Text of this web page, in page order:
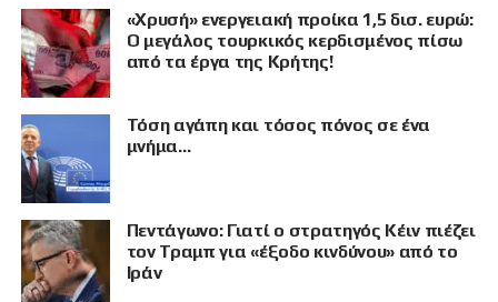
«Χρυσή» ενεργειακή προίκα 1,5 δισ. ευρώ:
Ο μεγάλος τουρκικός κερδισμένος πίσω
από τα έργα της Κρήτης!
Τόση αγάπη και τόσος πόνος σε ένα
μνήμα…
Πεντάγωνο: Γιατί ο στρατηγός Κέιν πιέζει
τον Τραμπ για «έξοδο κινδύνου» από το
Ιράν